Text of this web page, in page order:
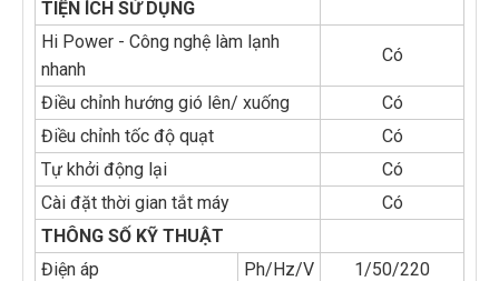
TIỆN ÍCH SỬ DỤNG
Hi Power - Công nghệ làm lạnh
nhanh
Có
Điều chỉnh hướng gió lên/ xuống
Có
Điều chỉnh tốc độ quạt
Có
Tự khởi động lại
Có
Cài đặt thời gian tắt máy
Có
THÔNG SỐ KỸ THUẬT
Điện áp
Ph/Hz/V 1/50/220